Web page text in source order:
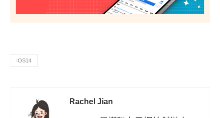
IOS14
Rachel Jian